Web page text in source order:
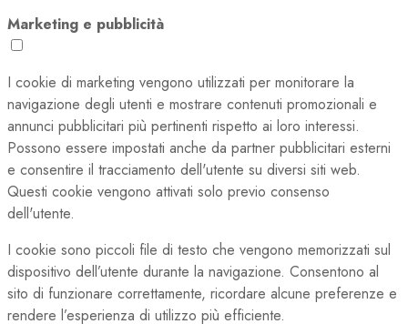
Marketing e pubblicità
I cookie di marketing vengono utilizzati per monitorare la
navigazione degli utenti e mostrare contenuti promozionali e
annunci pubblicitari più pertinenti rispetto ai loro interessi.
Possono essere impostati anche da partner pubblicitari esterni
e consentire il tracciamento dell'utente su diversi siti web.
Questi cookie vengono attivati solo previo consenso
dell'utente.
I cookie sono piccoli file di testo che vengono memorizzati sul
dispositivo dell’utente durante la navigazione. Consentono al
sito di funzionare correttamente, ricordare alcune preferenze e
rendere l’esperienza di utilizzo più efficiente.